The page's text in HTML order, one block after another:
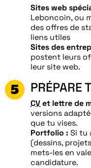
Sites web
Leboncoin, ou
des offres de
liens utiles
Sites des
postent leurs
leur site web.
PRÉPARE
CVet lettre de
versions
que tu vises.
Portfolio : Si tu
(dessins,
mets-les en
candidature.